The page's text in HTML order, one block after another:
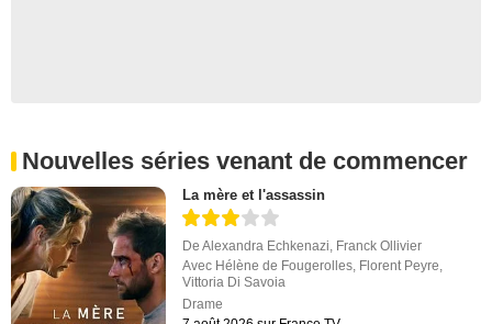
Nouvelles séries venant de commencer
La mère et l'assassin
DeAlexandra Echkenazi Franck Ollivier
Avec Hélène de Fougerolles Florent Peyre
Vittoria Di Savoia
Drame